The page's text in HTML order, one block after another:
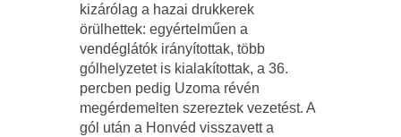
kizárólag a hazai drukkerek
örülhettek: egyértelműen a
vendéglátók irányítottak, több
gólhelyzetet is kialakítottak, a 36.
percben pedig Uzoma révén
megérdemelten szereztek vezetést. A
gól után a Honvéd visszavett a